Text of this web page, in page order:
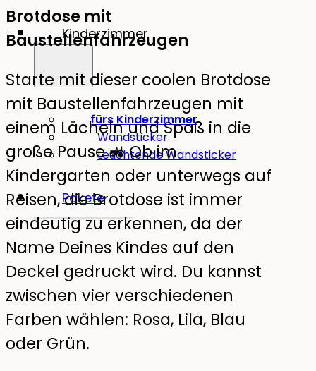
Kinderzimmer
fürs Kinderzimmer
Wandsticker
Leuchtende Wandsticker
Pakete
Brotdose mit
Baustellenfahrzeugen
Starte mit dieser coolen Brotdose
mit Baustellenfahrzeugen mit
einem Lächeln und Spaß in die
große Pause 🚜 Ob im
Kindergarten oder unterwegs auf
Reisen, die Brotdose ist immer
eindeutig zu erkennen, da der
Name Deines Kindes auf den
Deckel gedruckt wird. Du kannst
zwischen vier verschiedenen
Farben wählen: Rosa, Lila, Blau
oder Grün.